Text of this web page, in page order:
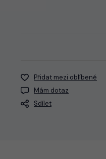
Přidat mezi oblíbené
Mám dotaz
Sdílet